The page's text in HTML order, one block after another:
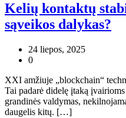
Kelių kontaktų
sąveikos dalykas?
24 liepos, 2025
0
XXI amžiuje „blockchain“
Tai padarė didelę įtaką
grandinės valdymas,
daugelis kitų. […]